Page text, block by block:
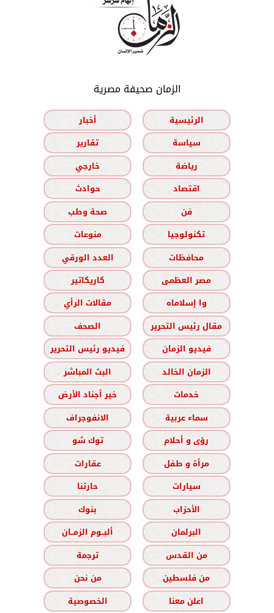
الزمان صحيفة مصرية
الرئيسية
أخبار
سياسة
تقارير
رياضة
خارجي
اقتصاد
حوادث
فن
صحة وطب
تكنولوجيا
منوعات
محافظات
العدد الورقي
مصر العظمى
كاريكاتير
وا إسلاماه
مقالات الرأي
مقال رئيس التحرير
الصحف
فيديو الزمان
فيديو رئيس التحرير
الزمان الخالد
البث المباشر
خدمات
خير أجناد الأرض
سماء عربية
الانفوجراف
رؤى و أحلام
توك شو
مرأة و طفل
عقارات
سيارات
حارتنا
الأحزاب
بنوك
البرلمان
ألبــوم الزمــان
من القدس
ترجمة
من فلسطين
من نحن
اعلن معنا
الخصوصية